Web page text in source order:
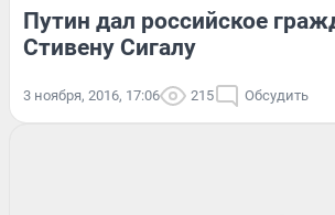
Путин дал российское
Стивену Сигалу
3 ноября, 2016, 17:06 215 Обсудить